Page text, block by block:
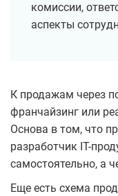
комиссии,
аспекты
К продажам через
франчайзинг или
Основа в том, что
разработчик IT-
самостоятельно, а
Еще есть схема